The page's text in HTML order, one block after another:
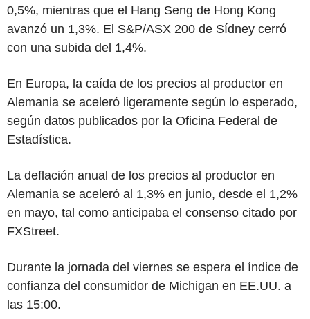
0,5%, mientras que el Hang Seng de Hong Kong
avanzó un 1,3%. El S&P/ASX 200 de Sídney cerró
con una subida del 1,4%.
En Europa, la caída de los precios al productor en
Alemania se aceleró ligeramente según lo esperado,
según datos publicados por la Oficina Federal de
Estadística.
La deflación anual de los precios al productor en
Alemania se aceleró al 1,3% en junio, desde el 1,2%
en mayo, tal como anticipaba el consenso citado por
FXStreet.
Durante la jornada del viernes se espera el índice de
confianza del consumidor de Michigan en EE.UU. a
las 15:00.